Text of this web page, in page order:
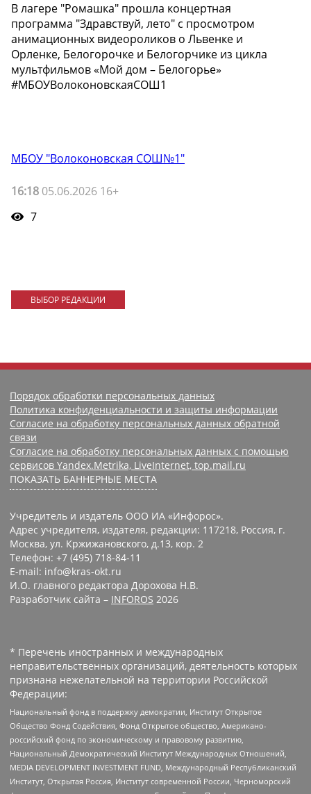
В лагере "Ромашка" прошла концертная
программа "Здравствуй, лето" с просмотром
анимационных видеороликов о Львенке и
Орленке, Белогорочке и Белогорчике из цикла
мультфильмов «Мой дом – Белогорье»
#МБОУВолоконовскаяСОШ1
МБОУ "Волоконовская СОШ№1"
16:18 05.06.2026 16+
7
ВЫБОР РЕДАКЦИИ
Порядок обработки персональных данных
Политика конфиденциальности и защиты информации
Согласие на обработку персональных данных обратной
связи
Согласие на обработку персональных данных с помощью
сервисов Yandex.Metrika, LiveInternet, top.mail.ru
ПОКАЗАТЬ БАННЕРНЫЕ МЕСТА
Учредитель и издатель ООО ИА «Инфорос».
Адрес учредителя, издателя, редакции: 117218, Россия, г.
Москва, ул. Кржижановского, д.13, кор. 2
Телефон: +7 (495) 718-84-11
E-mail: info@kras-okt.ru
И.О. главного редактора Дорохова Н.В.
Разработчик сайта – INFOROS 2026
* Перечень иностранных и международных
неправительственных организаций, деятельность которых
признана нежелательной на территории Российской
Федерации:
Национальный фонд в поддержку демократии, Институт Открытое
Общество Фонд Содействия, Фонд Открытое общество, Американо-
российский фонд по экономическому и правовому развитию,
Национальный Демократический Институт Международных Отношений,
MEDIA DEVELOPMENT INVESTMENT FUND, Международный Республиканский
Институт, Открытая Россия, Институт современной России, Черноморский